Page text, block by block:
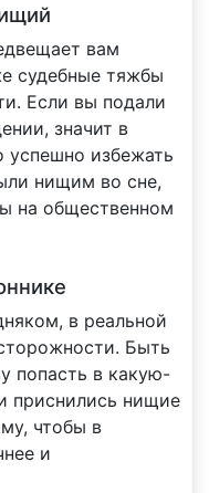
вам
судебные тяжбы
Если вы подали
значит в
успешно избежать
нищим во сне,
на общественном
в реальной
Быть
попасть в какую-
приснились нищие
чтобы в
и